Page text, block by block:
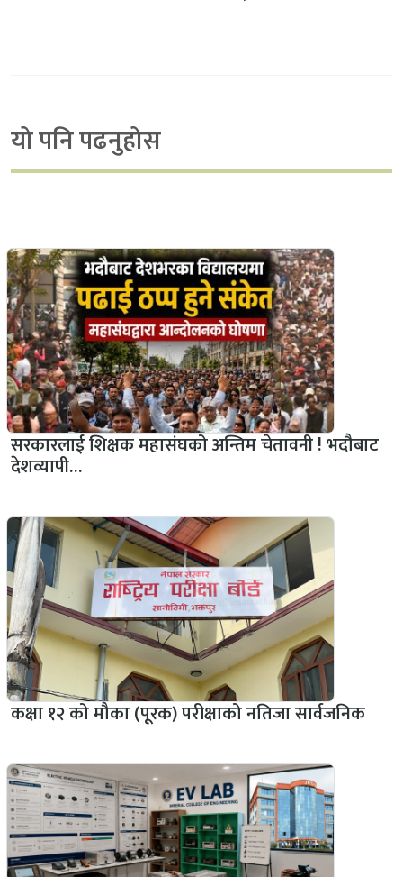
यो पनि पढनुहोस
सरकारलाई शिक्षक महासंघको अन्तिम चेतावनी ! भदौबाट
देशव्यापी…
कक्षा १२ को मौका (पूरक) परीक्षाको नतिजा सार्वजनिक